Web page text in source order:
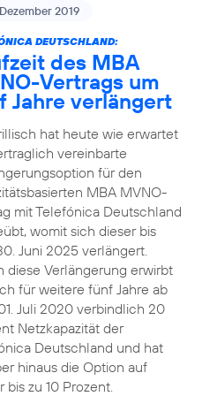
2019
DEUTSCHLAND:
des MBA
Vertrags um
Jahre verlängert
hat heute wie erwartet
vereinbarte
für den
MBA MVNO-
mit Telefónica Deutschland
womit sich dieser bis
Juni 2025 verlängert.
diese Verlängerung erwirbt
für weitere fünf Jahre ab
Juli 2020 verbindlich 20
Netzkapazität der
Deutschland und hat
hinaus die Option auf
bis zu 10 Prozent.